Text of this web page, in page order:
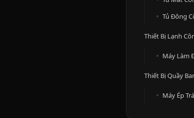
Tủ Đông
Thiết Bị Lạnh
Máy Làm
Thiết Bị Quầy
Máy Ép